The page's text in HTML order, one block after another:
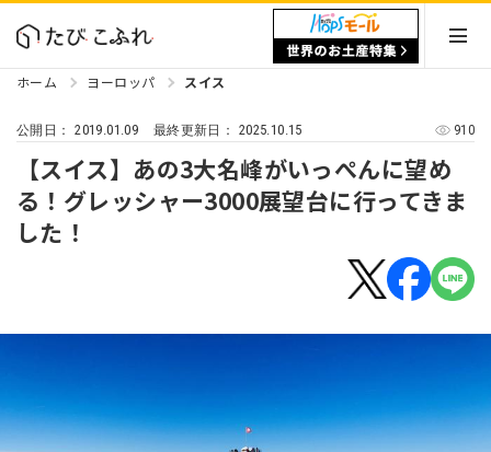
ホーム ヨーロッパ スイス
公開日：2019.01.09 最終更新日： 2025.10.15 910
【スイス】あの3大名峰がいっぺんに望め
る！グレッシャー3000展望台に行ってきま
した！